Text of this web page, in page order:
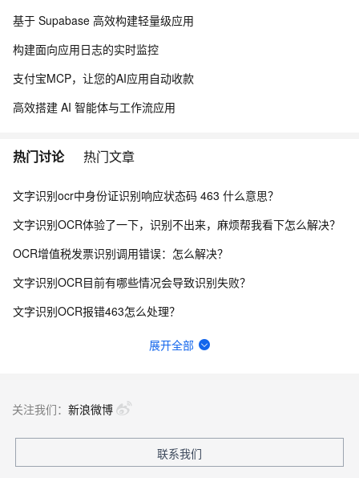
基于 Supabase 高效构建轻量级应用
构建面向应用日志的实时监控
支付宝MCP，让您的AI应用自动收款
高效搭建 AI 智能体与工作流应用
热门讨论 热门文章
文字识别ocr中身份证识别响应状态码 463 什么意思？
文字识别OCR体验了一下，识别不出来，麻烦帮我看下怎么解决？
OCR增值税发票识别调用错误：怎么解决？
文字识别OCR目前有哪些情况会导致识别失败？
文字识别OCR报错463怎么处理？
文字识别ocr识别图片有大小限制吗？
展开全部
关注我们： 新浪微博
联系我们